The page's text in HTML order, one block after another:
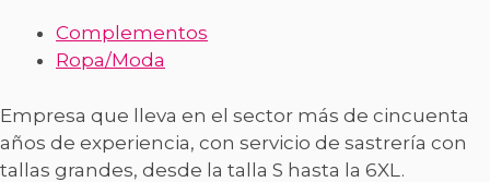
Complementos
Ropa/Moda
Empresa que lleva en el sector más de cincuenta
años de experiencia, con servicio de sastrería con
tallas grandes, desde la talla S hasta la 6XL.